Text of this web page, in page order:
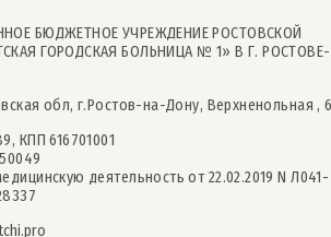
БЮДЖЕТНОЕ УЧРЕЖДЕНИЕ РОСТОВСКОЙ
ГОРОДСКАЯ БОЛЬНИЦА № 1» В Г. РОСТОВЕ-
обл, г.Ростов-на-Дону, Верхненольная ,
КПП 616701001
деятельность от 22.02.2019 N Л041-